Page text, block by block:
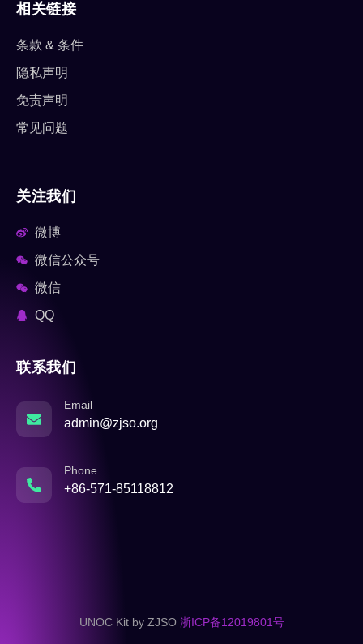
相关链接
条款 & 条件
隐私声明
免责声明
常见问题
关注我们
微博
微信公众号
微信
QQ
联系我们
Email
admin@zjso.org
Phone
+86-571-85118812
UNOC Kit by ZJSO 浙ICP备12019801号